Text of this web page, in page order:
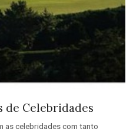
de Celebridades
as celebridades com tanto